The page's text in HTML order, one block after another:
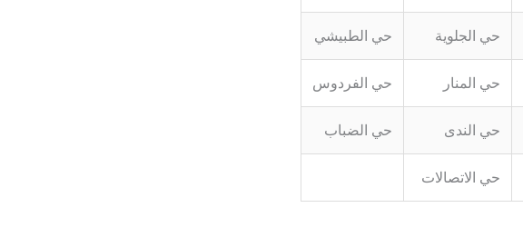
حي الجلوية حي الطبيشي
حي المنار حي الفردوس
حي الندى حي الضباب
حي الاتصالات